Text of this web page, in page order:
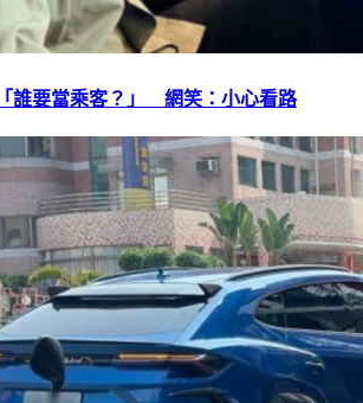
誰要當乘客？」 網笑：小心看路